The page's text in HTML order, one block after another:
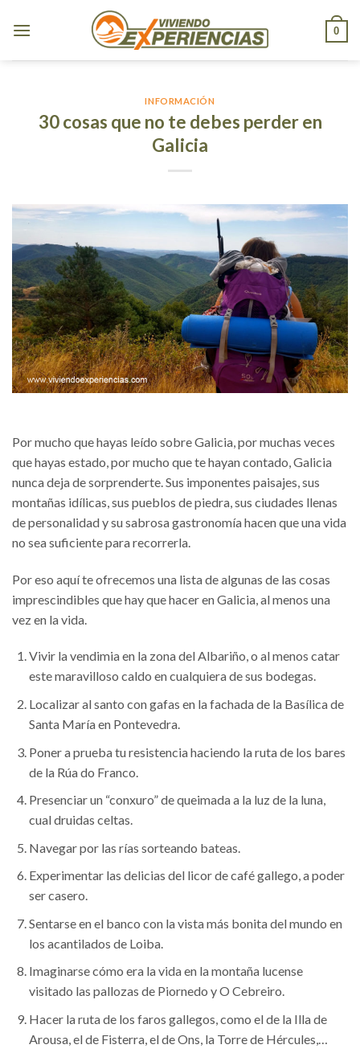
0
INFORMACIÓN
30 cosas que no te debes perder en
Galicia
Por mucho que hayas leído sobre Galicia, por muchas veces
que hayas estado, por mucho que te hayan contado, Galicia
nunca deja de sorprenderte. Sus imponentes paisajes, sus
montañas idílicas, sus pueblos de piedra, sus ciudades llenas
de personalidad y su sabrosa gastronomía hacen que una vida
no sea suficiente para recorrerla.
Por eso aquí te ofrecemos una lista de algunas de las cosas
imprescindibles que hay que hacer en Galicia, al menos una
vez en la vida.
Vivir la vendimia en la zona del Albariño, o al menos catar
este maravilloso caldo en cualquiera de sus bodegas.
Localizar al santo con gafas en la fachada de la Basílica de
Santa María en Pontevedra.
Poner a prueba tu resistencia haciendo la ruta de los bares
de la Rúa do Franco.
Presenciar un “conxuro” de queimada a la luz de la luna,
cual druidas celtas.
Navegar por las rías sorteando bateas.
Experimentar las delicias del licor de café gallego, a poder
ser casero.
Sentarse en el banco con la vista más bonita del mundo en
los acantilados de Loiba.
Imaginarse cómo era la vida en la montaña lucense
visitado las pallozas de Piornedo y O Cebreiro.
Hacer la ruta de los faros gallegos, como el de la Illa de
Arousa, el de Fisterra, el de Ons, la Torre de Hércules,…